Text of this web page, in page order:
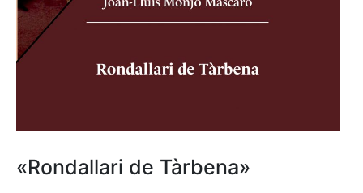
«Rondallari de Tàrbena»